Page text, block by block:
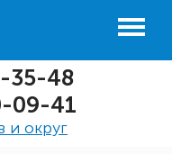
35-48
09-41
и округ